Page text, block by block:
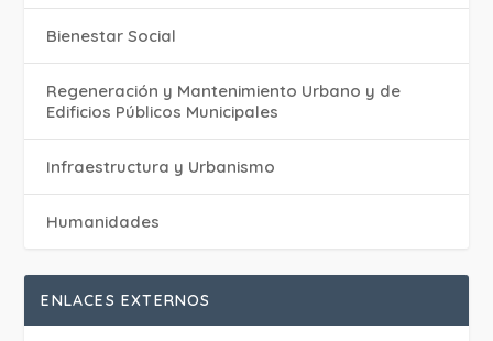
Bienestar Social
Regeneración y Mantenimiento Urbano y de
Edificios Públicos Municipales
Infraestructura y Urbanismo
Humanidades
ENLACES EXTERNOS